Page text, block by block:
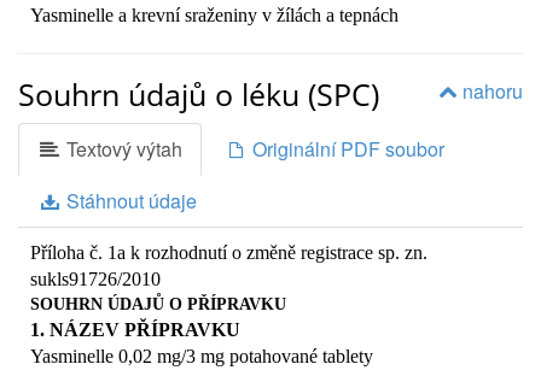
Yasminelle a krevní sraženiny v žílách a tepnách
neužívají Užívání jiných léčivých přípravků spolu s Yasminelle
Užívání Yasminelle s jídlem a pitím Laboratorní vyšetření
Těhotenství Kojení Řízení dopravních prostředků a obsluha
strojů Důležité informace o některých složkách Yasminelle
Kdy můžete začít užívat první balení
Jestliže jste užila více tablet Yasminelle, než jste měla
Jestliže jste zapomněla Yasminelle užít Co dělat v
případě zvracení nebo těžšího průjmu Oddálení
krvácení: co je třeba vědět Z
měna dne, ve kterém začíná krvácení: co je třeba vědět
nahoru
Souhrn údajů o léku (SPC)
Textový výtah
Originální PDF soubor
Stáhnout údaje
Příloha č. 1a k rozhodnutí o změně registrace sp. zn.
sukls91726/2010
SOUHRN ÚDAJŮ O PŘÍPRAVKU
1. NÁZEV PŘÍPRAVKU
Yasminelle 0,02 mg/3 mg potahované tablety